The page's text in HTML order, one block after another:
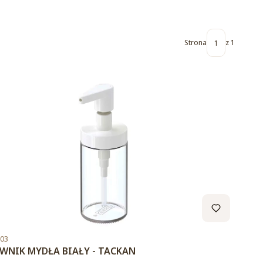
Strona z 1
MYDŁA BIAŁY - TACKAN